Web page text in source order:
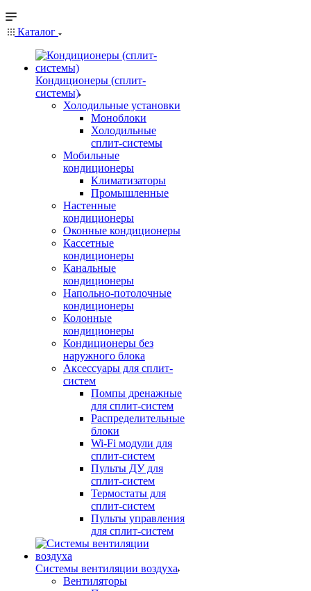
Каталог
Кондиционеры (сплит-
системы)
Холодильные установки
Моноблоки
Холодильные
сплит-системы
Мобильные
кондиционеры
Климатизаторы
Промышленные
Настенные
кондиционеры
Оконные кондиционеры
Кассетные
кондиционеры
Канальные
кондиционеры
Напольно-потолочные
кондиционеры
Колонные
кондиционеры
Кондиционеры без
наружного блока
Аксессуары для сплит-
систем
Помпы дренажные
для сплит-систем
Распределительные
блоки
Wi-Fi модули для
сплит-систем
Пульты ДУ для
сплит-систем
Термостаты для
сплит-систем
Пульты управления
для сплит-систем
Системы вентиляции воздуха
Вентиляторы